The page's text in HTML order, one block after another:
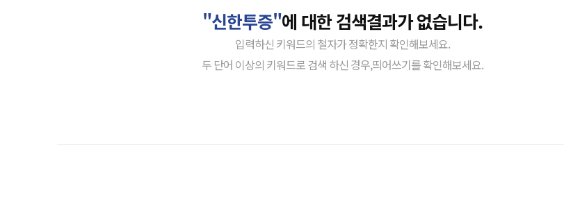
"신한투증"에 대한 검색결과가 없습니다.
입력하신 키워드의 철자가 정확한지 확인해보세요.
두 단어 이상의 키워드로 검색 하신 경우,띄어쓰기를 확인해보세요.